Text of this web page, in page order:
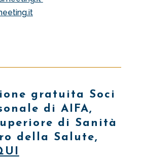
gratuita Soci
di AIFA,
di Sanità
della Salute,